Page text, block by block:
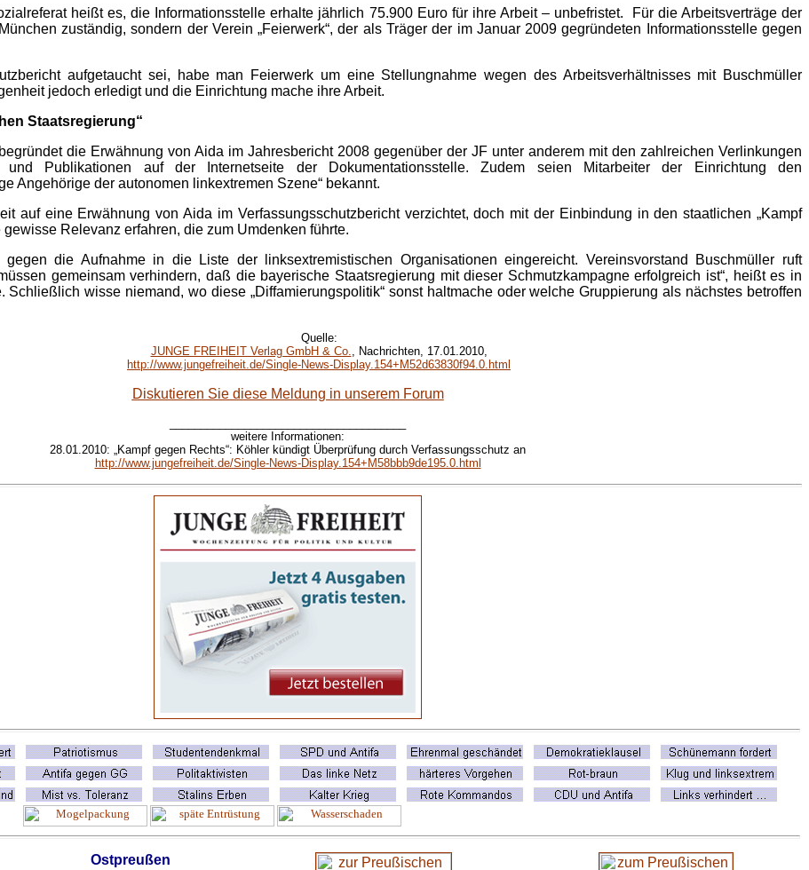
heißt es, die Informationsstelle erhalte jährlich 75.900 Euro für ihre Arbeit – unbefristet. Für die Arbeitsverträge der
zuständig, sondern der Verein „Feierwerk“, der als Träger der im Januar 2009 gegründeten Informationsstelle gegen
aufgetaucht sei, habe man Feierwerk um eine Stellungnahme wegen des Arbeitsverhältnisses mit Buschmüller
jedoch erledigt und die Einrichtung mache ihre Arbeit.
Staatsregierung“
die Erwähnung von Aida im Jahresbericht 2008 gegenüber der JF unter anderem mit den zahlreichen Verlinkungen
und Publikationen auf der Internetseite der Dokumentationsstelle. Zudem seien Mitarbeiter der Einrichtung den
Angehörige der autonomen linkextremen Szene“ bekannt.
auf eine Erwähnung von Aida im Verfassungsschutzbericht verzichtet, doch mit der Einbindung in den staatlichen „Kampf
Relevanz erfahren, die zum Umdenken führte.
die Aufnahme in die Liste der linksextremistischen Organisationen eingereicht. Vereinsvorstand Buschmüller ruft
gemeinsam verhindern, daß die bayerische Staatsregierung mit dieser Schmutzkampagne erfolgreich ist“, heißt es in
Schließlich wisse niemand, wo diese „Diffamierungspolitik“ sonst haltmache oder welche Gruppierung als nächstes betroffen
Quelle:
JUNGE FREIHEIT Verlag GmbH & Co., Nachrichten, 17.01.2010,
http://www.jungefreiheit.de/Single-News-Display.154+M52d63830f94.0.html
Diskutieren Sie diese Meldung in unserem Forum
weitere Informationen:
28.01.2010: „Kampf gegen Rechts“: Köhler kündigt Überprüfung durch Verfassungsschutz an
http://www.jungefreiheit.de/Single-News-Display.154+M58bbb9de195.0.html
Ostpreußen